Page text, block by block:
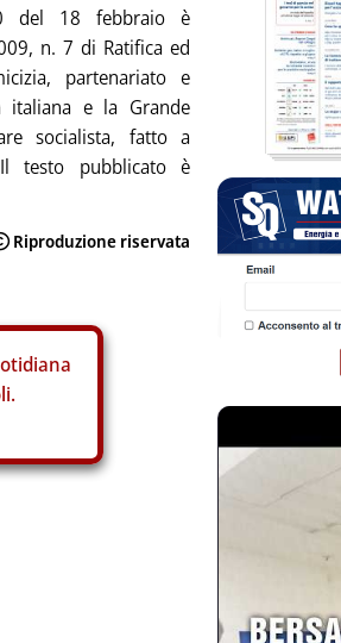
del 18 febbraio è
n. 7 di Ratifica ed
partenariato e
italiana e la Grande
socialista, fatto a
testo pubblicato è